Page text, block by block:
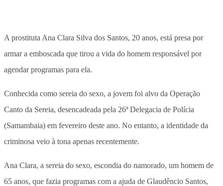
A prostituta Ana Clara Silva dos Santos, 20 anos, está presa por
armar a emboscada que tirou a vida do homem responsável por
agendar programas para ela.
Conhecida como sereia do sexo, a jovem foi alvo da Operação
Canto da Sereia, desencadeada pela 26ª Delegacia de Polícia
(Samambaia) em fevereiro deste ano. No entanto, a identidade da
criminosa veio à tona apenas recentemente.
Ana Clara, a sereia do sexo, escondia do namorado, um homem de
65 anos, que fazia programas com a ajuda de Glaudêncio Santos,